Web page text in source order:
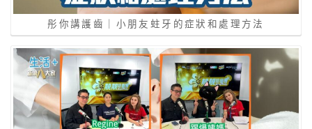
彤你講護齒｜小朋友蛀牙的症狀和處理方法